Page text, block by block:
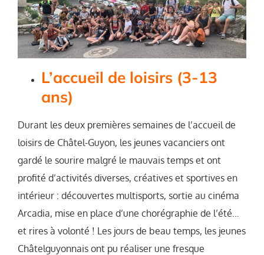
L’accueil de loisirs (3-13
ans)
Durant les deux premières semaines de l’accueil de
loisirs de Châtel-Guyon, les jeunes vacanciers ont
gardé le sourire malgré le mauvais temps et ont
profité d’activités diverses, créatives et sportives en
intérieur : découvertes multisports, sortie au cinéma
Arcadia, mise en place d’une chorégraphie de l’été…
et rires à volonté ! Les jours de beau temps, les jeunes
Châtelguyonnais ont pu réaliser une fresque